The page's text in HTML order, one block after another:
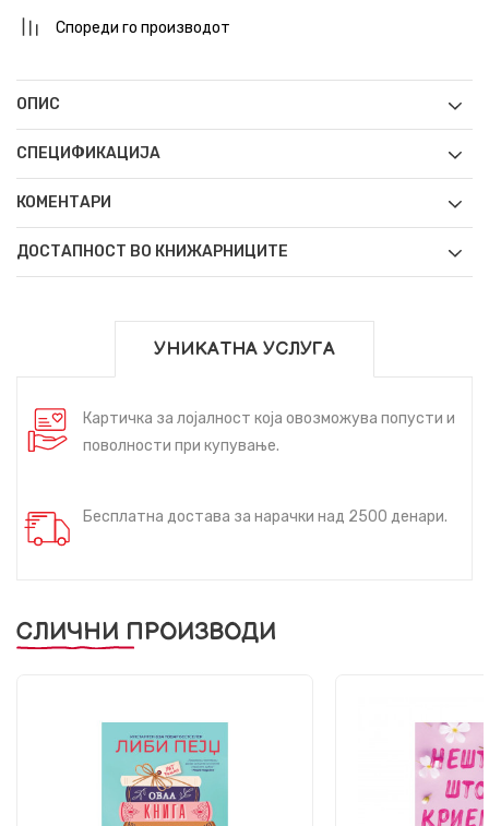
Спореди го производот
ОПИС
СПЕЦИФИКАЦИЈА
КОМЕНТАРИ
ДОСТАПНОСТ ВО КНИЖАРНИЦИТЕ
УНИКАТНА УСЛУГА
Картичка за лојалност која овозможува попусти и
поволности при купување.
Бесплатна достава за нарачки над 2500 денари.
СЛИЧНИ ПРОИЗВОДИ